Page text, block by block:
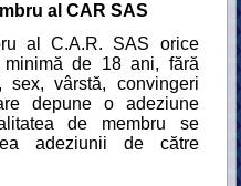
al CAR SAS
al C.A.R. SAS orice
minimă de 18 ani, fără
sex, vârstă, convingeri
depune o adeziune
de membru se
adeziunii de către